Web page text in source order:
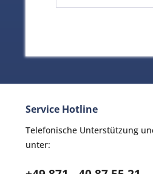
Service Hotline
Telefonische Unterstützung
unter: